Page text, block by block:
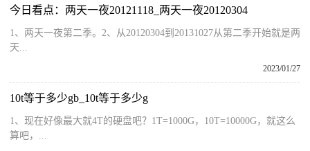
今日看点：两天一夜20121118_两天一夜20120304
1、两天一夜第二季。2、从20120304到20131027从第二季开始就是两
天...
2023/01/27
10t等于多少gb_10t等于多少g
1、现在好像最大就4T的硬盘吧？1T=1000G，10T=10000G，就这么
算吧，...